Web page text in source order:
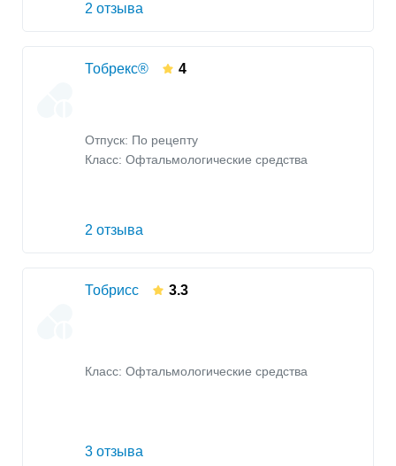
2 отзыва
Тобрекс® 4
Отпуск: По рецепту
Класс: Офтальмологические средства
2 отзыва
Тобрисс 3.3
Класс: Офтальмологические средства
3 отзыва